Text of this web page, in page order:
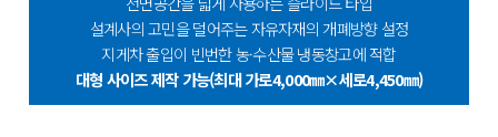
설계사의 고민을 덜어주는 자유자재의 개폐방향 설정
지게차 출입이 빈번한 농·수산물 냉동창고에 적합
대형 사이즈 제작 가능(최대 가로4,000㎜×세로4,450㎜)